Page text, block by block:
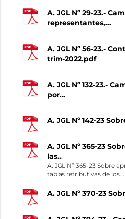
A. JGL Nº 29-23.-
representantes,...
A. JGL Nº 56-23.-
trim-2022.pdf
A. JGL Nº 132-23.-
por...
A. JGL Nº 142-23
A. JGL Nº 365-23
las...
A. JGL Nº 365-23 Sobre
tablas retributivas de los...
A. JGL Nº 370-23